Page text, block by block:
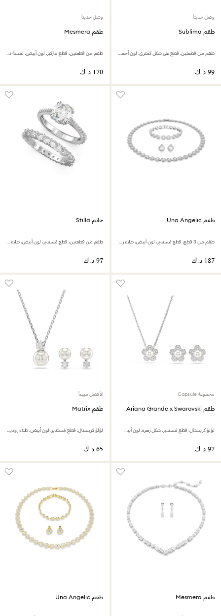
وصل حديثاً
طقم Sublima
طقم من قطعتين، قطع على شكل كمثرى، لون أحمر، لمسة نهائية من الذهب عيار 18 قيراط
وصل حديثاً
طقم Mesmera
طقم من قطعتين، قطع ماركيز، لون أبيض، لمسة نهائية من الذهب عيار 18 قيراط
طقم Una Angelic
طقم من 3 قطع، قطع مُستدير، لون أبيض، طلاء روديوم
خاتم Stilla
طقم من قطعتين، قطع مُستدير، لون أبيض، طلاء روديوم
مجموعة Capsule
طقم Ariana Grande x Swarovski
لؤلؤ كريستال، قطع مُستدير، شكل زهرة، لون أبيض، طلاء روديوم
الأفضل مبيعاً
طقم Matrix
لؤلؤ كريستال، قطع مُستدير، لون أبيض، طلاء روديوم
طقم Mesmera طقم Una Angelic